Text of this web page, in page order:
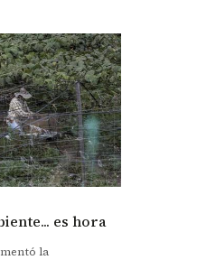
es hora
la